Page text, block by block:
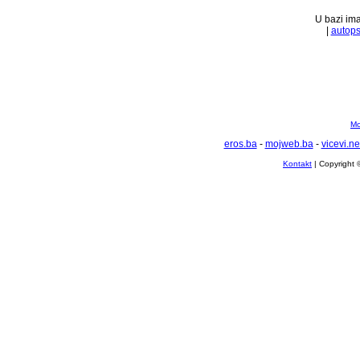
U bazi
eros.ba- mojweb.ba-
Kontakt | Copyright